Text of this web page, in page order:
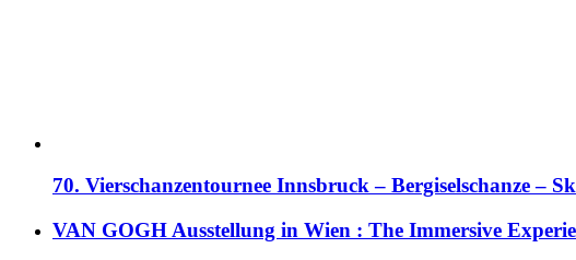
70. Vierschanzentournee Innsbruck – Bergiselschanze –
VAN GOGH Ausstellung in Wien : The Immersive